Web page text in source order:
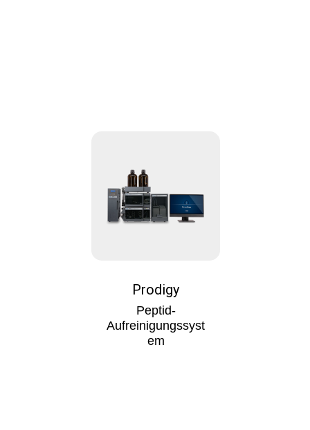
Prodigy
Peptid-
Aufreinigungssyst
em